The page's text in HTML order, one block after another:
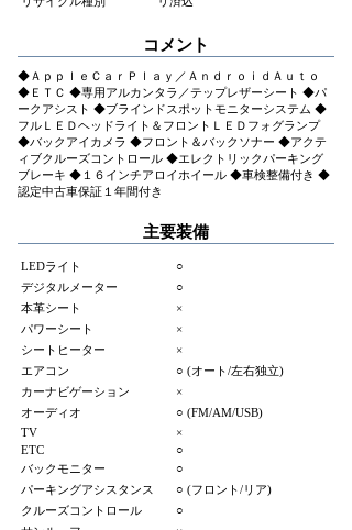
コメント
◆ＡｐｐｌｅＣａｒＰｌａｙ／ＡｎｄｒｏｉｄＡｕｔｏ
◆ＥＴＣ ◆専用アルカンタラ／テップレザーシート ◆パ
ークアシスト ◆ブラインドスポットモニターシステム ◆
フルＬＥＤヘッドライト＆フロントＬＥＤフォグランプ
◆バックアイカメラ ◆フロント＆バックソナー ◆アクテ
ィブクルーズコントロール ◆エレクトリックパーキング
ブレーキ ◆１６インチアロイホイール ◆車検整備付き ◆
認定中古車保証１年間付き
主要装備
LEDライト
○
デジタルメーター
○
本革シート
×
パワーシート
×
シートヒーター
×
エアコン
○ (オート/左右独立)
カーナビゲーション
×
オーディオ
○ (FM/AM/USB)
TV
×
ETC
○
バックモニター
○
パーキングアシスタンス
○ (フロント/リア)
クルーズコントロール
○